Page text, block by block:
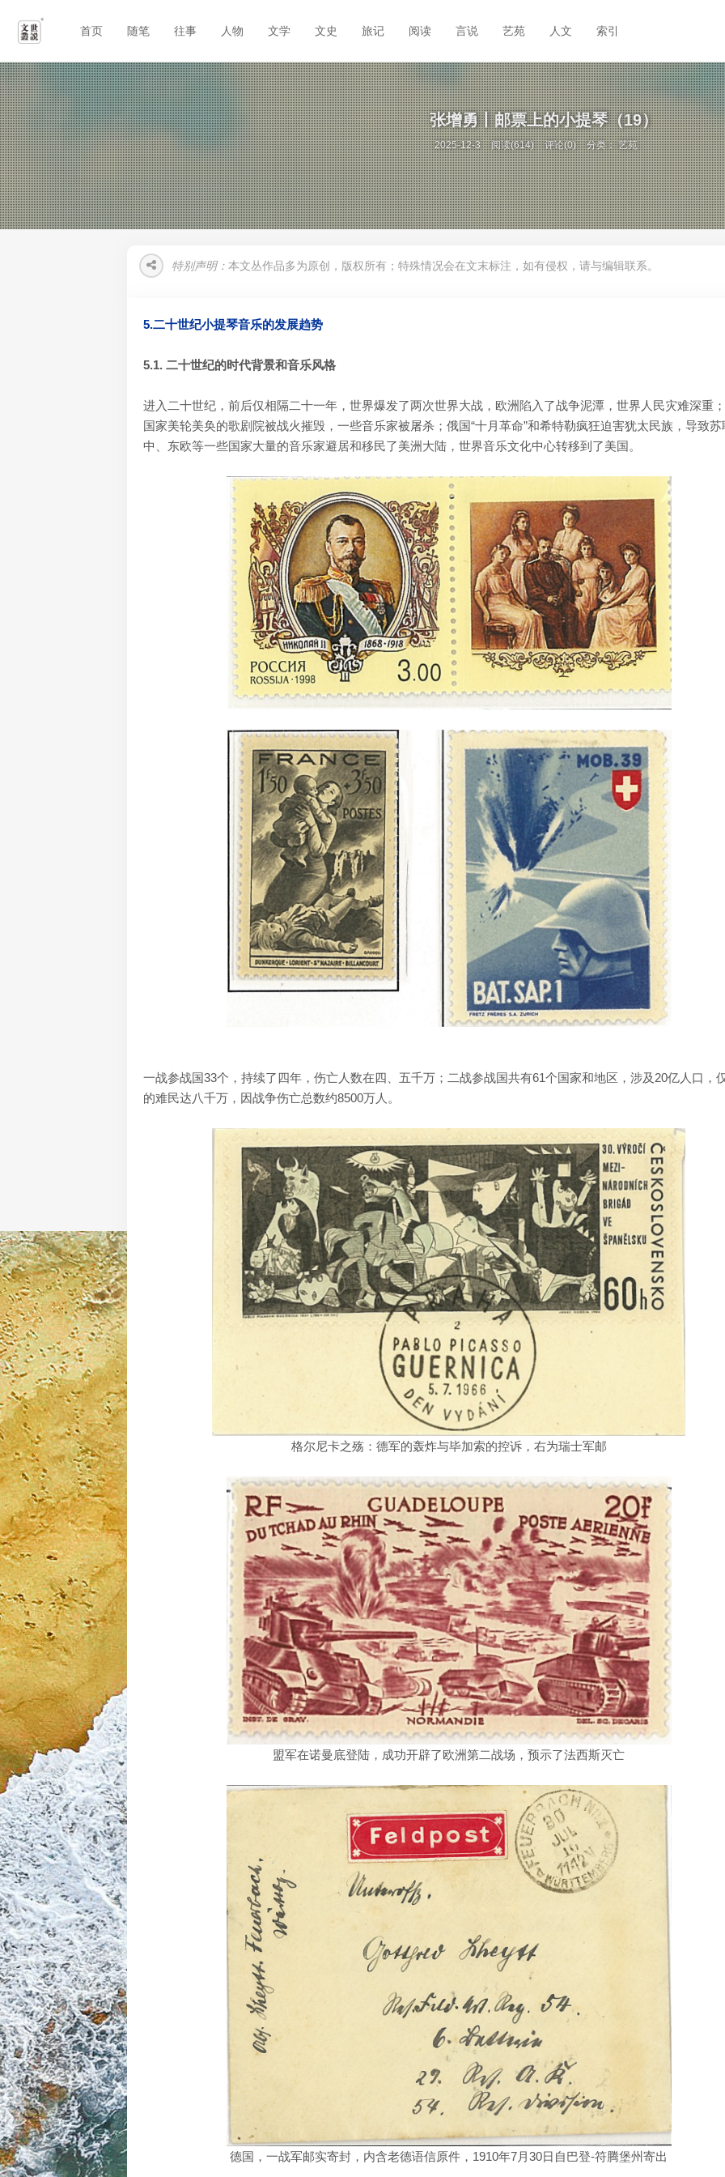
首页 随笔 往事 人物 文学 文史 旅记 阅读 言说 艺苑 人文 索引
张增勇丨邮票上的小提琴（19）
2025-12-3 阅读(614) 评论(0) 分类：艺苑
特别声明： 本文丛作品多为原创，版权所有；特殊情况会在文末标注，如有侵权，请与编辑联系。
5.二十世纪小提琴音乐的发展趋势
5.1. 二十世纪的时代背景和音乐风格
进入二十世纪，前后仅相隔二十一年，世界爆发了两次世界大战，欧洲陷入了战争泥潭，世界人民灾难深重
国家美轮美奂的歌剧院被战火摧毁，一些音乐家被屠杀；俄国“十月革命”和希特勒疯狂迫害犹太民族，导致苏
中、东欧等一些国家大量的音乐家避居和移民了美洲大陆，世界音乐文化中心转移到了美国。
一战参战国33个，持续了四年，伤亡人数在四、五千万；二战参战国共有61个国家和地区，涉及20亿人口，
的难民达八千万，因战争伤亡总数约8500万人。
格尔尼卡之殇：德军的轰炸与毕加索的控诉，右为瑞士军邮
盟军在诺曼底登陆，成功开辟了欧洲第二战场，预示了法西斯灭亡
德国，一战军邮实寄封，内含老德语信原件，1910年7月30日自巴登-符腾堡州寄出